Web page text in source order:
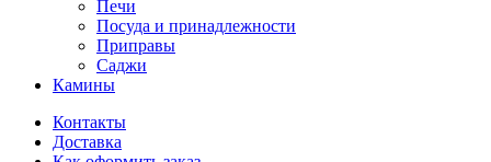
Печи
Посуда и принадлежности
Приправы
Саджи
Камины
Контакты
Доставка